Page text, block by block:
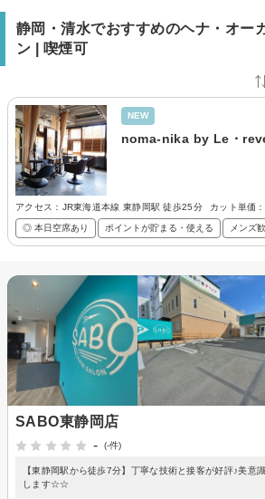
静岡・清水でおすすめのヘナ・オー
ン | 喫煙可
NEW
noma-nika by Le・
アクセス：JR東海道本線 東静岡駅 徒歩25分 カット単価：
◎ 本日空席あり ポイントが貯まる・使える メンズ
SABO東静岡店
-
(-件)
【東静岡駅から徒歩7分】丁寧な技術と接客が好評♪美意
します☆☆